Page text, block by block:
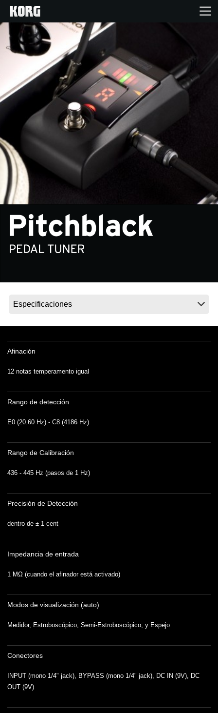
Inicio
Productos
Características
Soporte
Noticias
Ubicación
Afinación
12 notas temperamento igual
Rango de detección
E0 (20.60 Hz) - C8 (4186 Hz)
Rango de Calibración
436 - 445 Hz (pasos de 1 Hz)
Precisión de Detección
dentro de ± 1 cent
Impedancia de entrada
1 MΩ (cuando el afinador está activado)
Modos de visualización (auto)
Medidor, Estroboscópico, Semi-Estroboscópico, y Espejo
Conectores
INPUT (mono 1/4" jack), BYPASS (mono 1/4" jack), DC IN (9V), DC
OUT (9V)